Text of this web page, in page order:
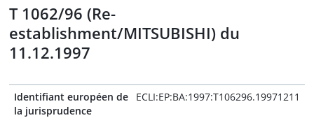
T 1062/96 (Re-
establishment/MITSUBISHI) du
11.12.1997
Identifiant européen de
la jurisprudence
ECLI:EP:BA:1997:T106296.19971211